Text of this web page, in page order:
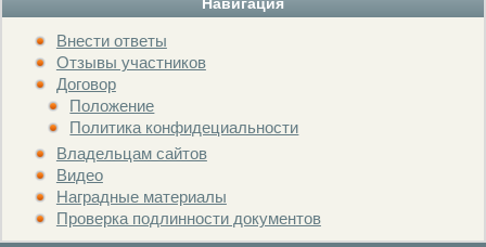
Внести ответы
Отзывы участников
Договор
Положение
Политика конфидециальности
Владельцам сайтов
Видео
Наградные материалы
Проверка подлинности документов